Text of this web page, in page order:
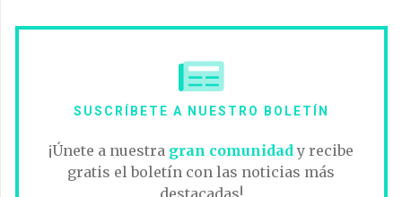
SUSCRÍBETE A NUESTRO BOLETÍN
¡Únete a nuestra gran comunidad y recibe
gratis el boletín con las noticias más
destacadas!